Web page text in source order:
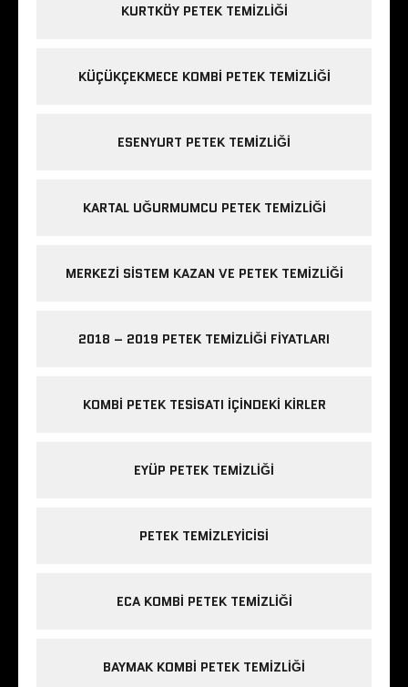
KURTKÖY PETEK TEMIZLIĞI
KÜÇÜKÇEKMECE KOMBI PETEK TEMIZLIĞI
ESENYURT PETEK TEMIZLIĞI
KARTAL UĞURMUMCU PETEK TEMIZLIĞI
MERKEZI SISTEM KAZAN VE PETEK TEMIZLIĞI
2018 – 2019 PETEK TEMIZLIĞI FIYATLARI
KOMBI PETEK TESISATI IÇINDEKI KIRLER
EYÜP PETEK TEMIZLIĞI
PETEK TEMIZLEYICISI
ECA KOMBI PETEK TEMIZLIĞI
BAYMAK KOMBI PETEK TEMIZLIĞI